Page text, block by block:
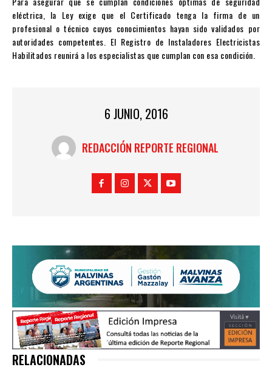
eléctrica, la Ley exige que el Certificado tenga la firma de un
profesional o técnico cuyos conocimientos hayan sido validados por
autoridades competentes. El Registro de Instaladores Electricistas
Habilitados reunirá a los especialistas que cumplan con esa condición.
6 JUNIO, 2016
REDACCIÓN REPORTE REGIONAL
RELACIONADAS